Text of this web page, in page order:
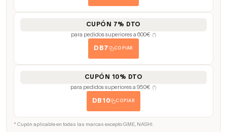
CUPÓN 7% DTO
para pedidos superiores a 600€ (*)
DB7 COPIAR
CUPÓN 10% DTO
para pedidos superiores a 950€ (*)
DB10 COPIAR
* Cupón aplicable en todas las marcas excepto GME, NASHI.